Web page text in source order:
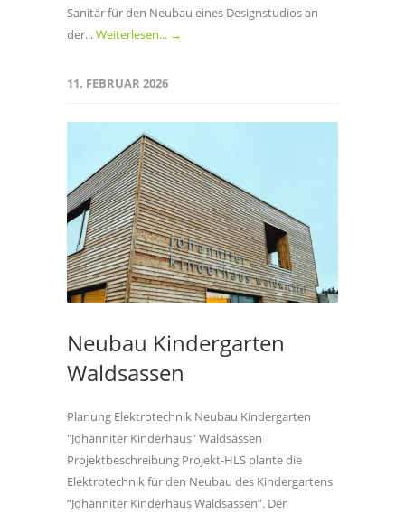
Sanitär für den Neubau eines Designstudios an
der...Weiterlesen... →
11. FEBRUAR 2026
Neubau Kindergarten
Waldsassen
Planung Elektrotechnik Neubau Kindergarten
"Johanniter Kinderhaus" Waldsassen
Projektbeschreibung Projekt-HLS plante die
Elektrotechnik für den Neubau des Kindergartens
“Johanniter Kinderhaus Waldsassen”. Der